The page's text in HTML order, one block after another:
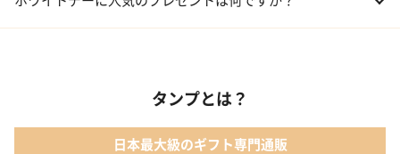
02 メイクアップ
04 コフレ・限定セット商品
タンプとは？
日本最大級のギフト専門通販